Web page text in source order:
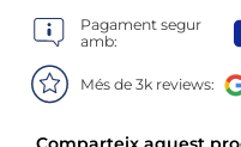
Pagament segur
amb:
Més de 3k reviews: